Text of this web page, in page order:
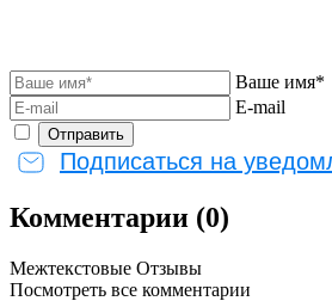
Ваше имя*
E-mail
Подписаться на
Комментарии (0)
Межтекстовые Отзывы
Посмотреть все комментарии